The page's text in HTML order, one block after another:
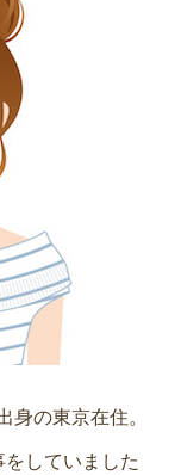
身の東京在住。
していました